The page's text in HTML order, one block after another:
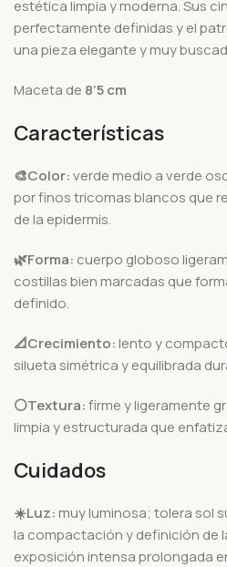
estética limpia y moderna. Sus
perfectamente definidas y el
una pieza elegante y muy
Maceta de 8’5 cm
Características
🎨Color:verde medio a verde
por finos tricomas blancos que
de la epidermis.
🌿Forma: cuerpo globoso
costillas bien marcadas que
definido.
📐Crecimiento: lento y
silueta simétrica y equilibrada
⚪Textura:firme y ligeramente
limpia y estructurada que
Cuidados
☀️Luz: muy luminosa; tolera sol
la compactación y definición de
exposición intensa prolongada